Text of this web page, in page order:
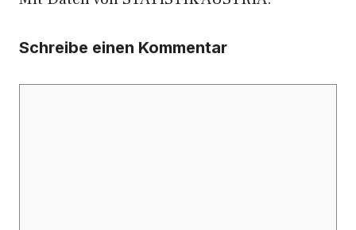
Schreibe einen Kommentar